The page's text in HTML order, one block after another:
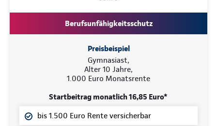
Berufsunfähigkeitsschutz
Preisbeispiel
Gymnasiast,
Alter 10 Jahre,
1.000 Euro Monatsrente
Startbeitrag monatlich 16,85 Euro*
bis 1.500 Euro Rente versicherbar